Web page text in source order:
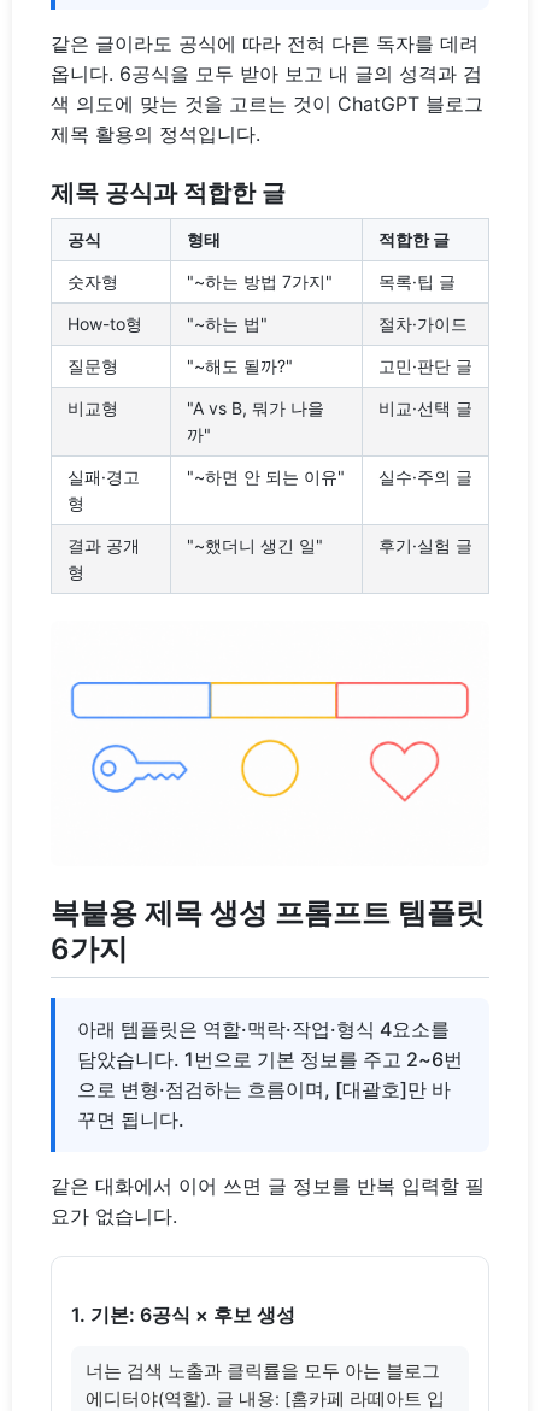
같은 글이라도 공식에 따라 전혀 다른 독자를 데려
옵니다. 6공식을 모두 받아 보고 내 글의 성격과 검
색 의도에 맞는 것을 고르는 것이 ChatGPT 블로그
제목 활용의 정석입니다.
제목 공식과 적합한 글
공식 형태 적합한 글
숫자형 "~하는 방법 7가지" 목록·팁 글
How-to형 "~하는 법" 절차·가이드
질문형 "~해도 될까?" 고민·판단 글
비교형
"A vs B, 뭐가 나을
까"
비교·선택 글
실패·경고
형
"~하면 안 되는 이유" 실수·주의 글
결과 공개
형
"~했더니 생긴 일" 후기·실험 글
복붙용 제목 생성 프롬프트 템플릿
6가지
아래 템플릿은 역할·맥락·작업·형식 4요소를
담았습니다. 1번으로 기본 정보를 주고 2~6번
으로 변형·점검하는 흐름이며, [대괄호]만 바
꾸면 됩니다.
같은 대화에서 이어 쓰면 글 정보를 반복 입력할 필
요가 없습니다.
1. 기본: 6공식 × 후보 생성
너는 검색 노출과 클릭률을 모두 아는 블로그
에디터야(역할). 글 내용: [홈카페 라떼아트 입